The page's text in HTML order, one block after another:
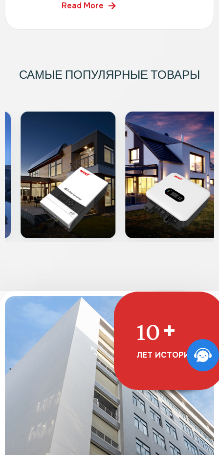
Read More
САМЫЕ ПОПУЛЯРНЫЕ ТОВАРЫ
16 +
ЛЕТ ИСТОРИИ